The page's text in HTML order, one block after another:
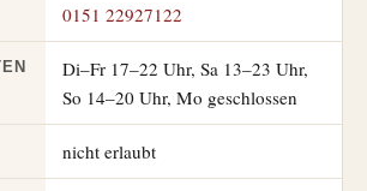
0151 22927122
Di–Fr 17–22 Uhr, Sa 13–23 Uhr,
So 14–20 Uhr, Mo geschlossen
nicht erlaubt